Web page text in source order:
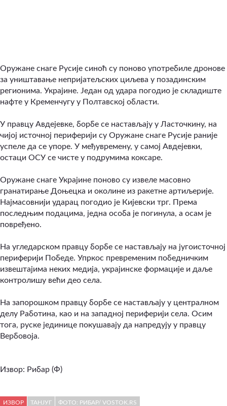
Оружане снаге Русије синоћ су поново употребиле дронове
за уништавање непријатељских циљева у позадинским
регионима. Украјине. Један од удара погодио је складиште
нафте у Кременчугу у Полтавској области.
У правцу Авдејевке, борбе се настављају у Ласточкину, на
чијој источној периферији су Оружане снаге Русије раније
успеле да се упоре. У међувремену, у самој Авдејевки,
остаци ОСУ се чисте у подрумима коксаре.
Оружане снаге Украјине поново су извеле масовно
гранатирање Доњецка и околине из ракетне артиљерије.
Најмасовнији ударац погодио је Кијевски трг. Према
последњим подацима, једна особа је погинула, а осам је
повређено.
На угледарском правцу борбе се настављају на југоисточној
периферији Победе. Упркос превременим победничким
извештајима неких медија, украјинске формације и даље
контролишу већи део села.
На запорошком правцу борбе се настављају у централном
делу Работина, као и на западној периферији села. Осим
тога, руске јединице покушавају да напредују у правцу
Вербовоја.
Извор: Рибар (Ф)
ИЗВОР ТАНЈУГ ФОТО: РИБАР/ VOSTOK.RS